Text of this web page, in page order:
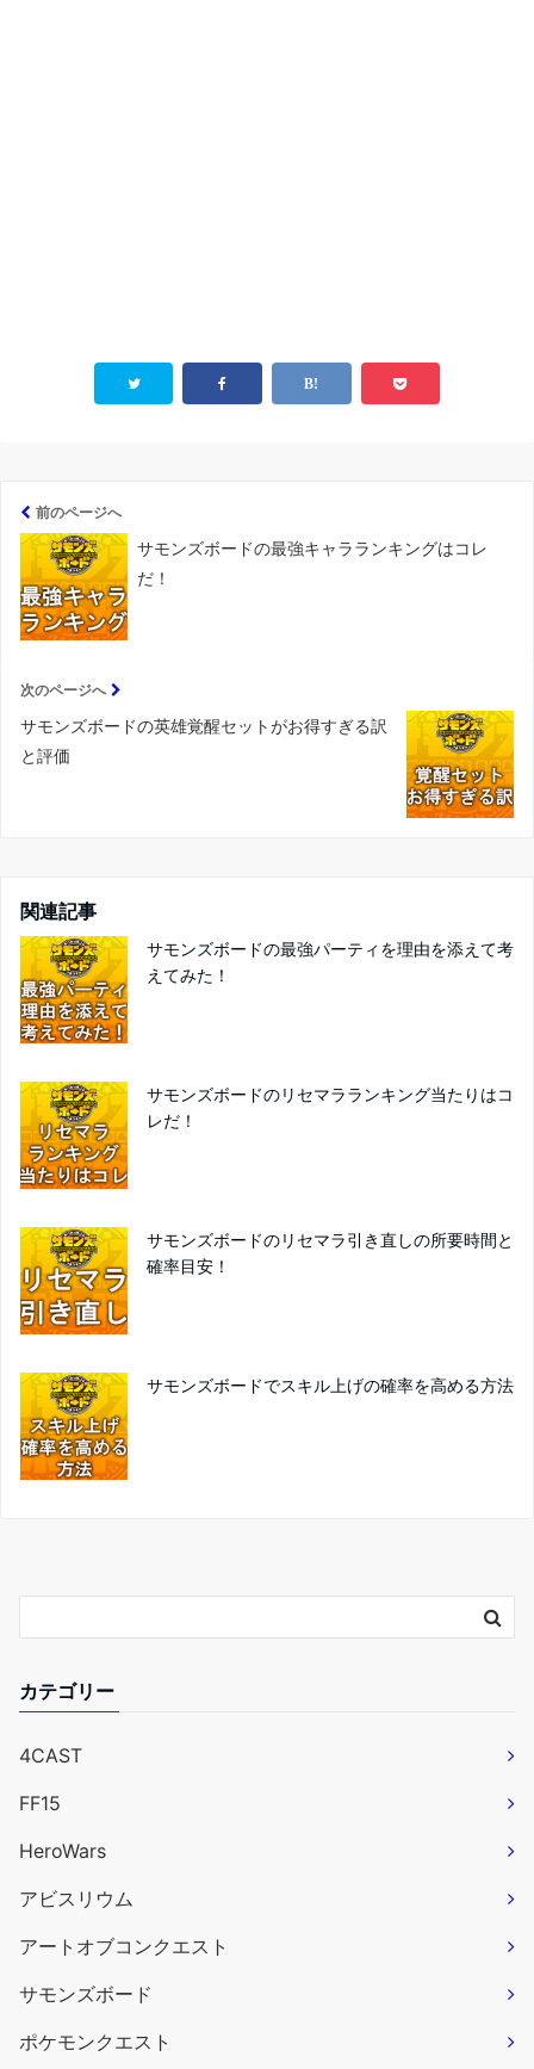
前のページへ
サモンズボードの最強キャラランキングはコレ
だ！
次のページへ
サモンズボードの英雄覚醒セットがお得すぎる訳
と評価
関連記事
サモンズボードの最強パーティを理由を添えて考
えてみた！
サモンズボードのリセマラランキング当たりはコ
レだ！
サモンズボードのリセマラ引き直しの所要時間と
確率目安！
サモンズボードでスキル上げの確率を高める方法
カテゴリー
4CAST
FF15
HeroWars
アビスリウム
アートオブコンクエスト
サモンズボード
ポケモンクエスト